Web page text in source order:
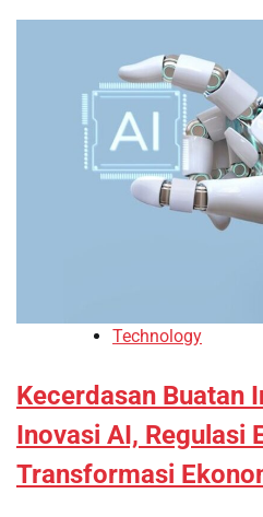
Technology
Kecerdasan Buatan
Inovasi AI, Regulasi
Transformasi